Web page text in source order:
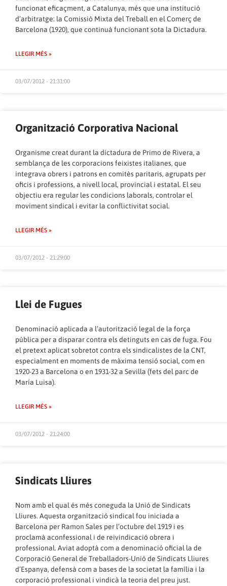
funcionat eficaçment, a Catalunya, més que una institució
d’arbitratge: la Comissió Mixta del Treball en el Comerç de
Barcelona (1920), que continuà funcionant sota la Dictadura.
LLEGIR MÉS »
03/07/2012 - 21:31:00
Organització Corporativa Nacional
Organisme creat durant la dictadura de Primo de Rivera, a
semblança de les corporacions feixistes italianes, que
integrava obrers i patrons en comitès paritaris, agrupats per
oficis i professions, a nivell local, provincial i estatal. El seu
objectiu era regular les condicions laborals, controlar el
moviment sindical i evitar la conflictivitat social.
LLEGIR MÉS »
03/07/2012 - 21:29:00
Llei de Fugues
Denominació aplicada a l’autorització legal de la força
pública per a disparar contra els detinguts en cas de fuga. Fou
el pretext aplicat sobretot contra els sindicalistes de la CNT,
especialment en moments de màxima tensió social, com en
1920-23 a Barcelona o en 1931-32 a Sevilla (fets del parc de
María Luisa).
LLEGIR MÉS »
03/07/2012 - 21:24:00
Sindicats Lliures
Nom amb el qual és més coneguda la Unió de Sindicats
Lliures. Aquesta organització sindical fou iniciada a
Barcelona per Ramon Sales per l’octubre del 1919 i es
proclamà aconfessional i de reivindicació obrera i
professional. Aviat adoptà com a denominació oficial la de
Corporació General de Treballadors-Unió de Sindicats Lliures
d’Espanya, defensà com a bases de la societat la família i la
corporació professional i vindicà la teoria del preu just.